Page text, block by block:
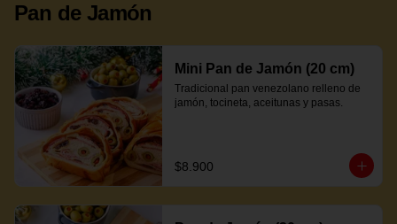
Pan de Jamón
Mini Pan de Jamón (20 cm)
Tradicional pan venezolano relleno de
jamón, tocineta, aceitunas y pasas.
$8.900